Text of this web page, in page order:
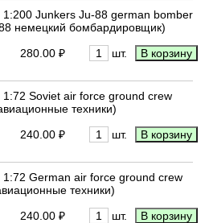
1:200 Junkers Ju-88 german bomber
немецкий бомбардировщик)
280.00 ₽
шт.
1:72 Soviet air force ground crew
техники)
240.00 ₽
шт.
1:72 German air force ground crew
техники)
240.00 ₽
шт.